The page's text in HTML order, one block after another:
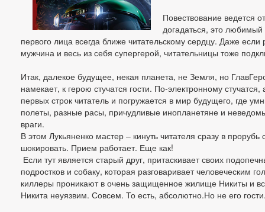
Повествование ведется
догадаться, это
первого лица всегда ближе читательскому сердцу. Даже если
мужчина и весь из себя супергерой, читательницы тоже
Итак, далекое будущее, некая планета, не Земля, но
намекает, к герою стучатся гости. По-электронному
первых строк читатель и погружается в мир будущего, где
полеты, разные расы, причудливые инопланетяне и
враги.
В этом Лукьяненко мастер – кинуть читателя сразу в прорубь
шокировать. Прием работает. Еще как!
Если тут является старый друг, притаскивает своих
подростков и собаку, которая разговаривает человеческим
киллеры проникают в очень защищенное жилище Никиты и
Никита неуязвим. Совсем. То есть, абсолютно.Но не его